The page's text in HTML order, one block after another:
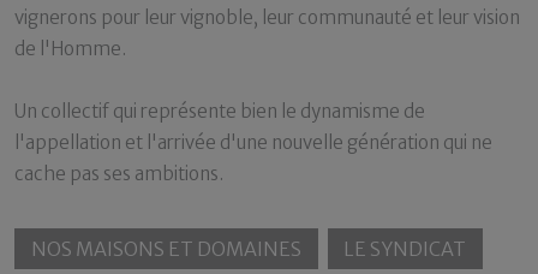
vignerons pour leur vignoble, leur communauté et leur vision
de l'Homme.
Un collectif qui représente bien le dynamisme de
l'appellation et l'arrivée d'une nouvelle génération qui ne
cache pas ses ambitions.
NOS MAISONS ET DOMAINES LE SYNDICAT